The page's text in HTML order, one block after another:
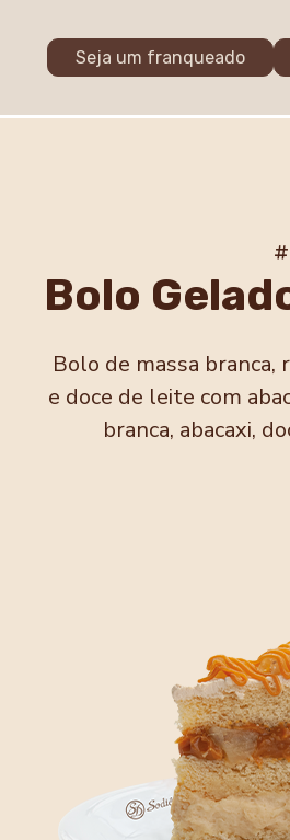
Seja um franqueado
Bolo
Bolo de massa branca,
e doce de leite com
branca, abacaxi,